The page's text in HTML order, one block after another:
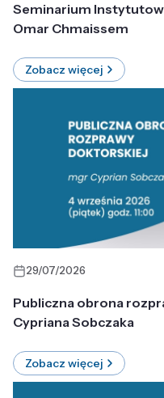
Seminarium
Omar Chmaissem
Zobacz więcej
29/07/2026
Publiczna obrona
Cypriana Sobczaka
Zobacz więcej